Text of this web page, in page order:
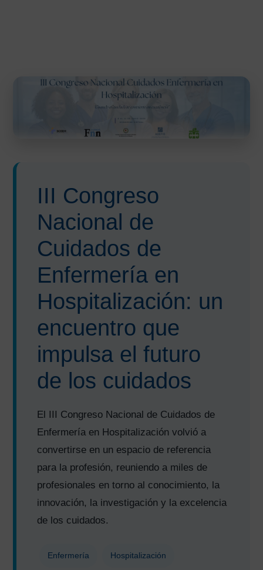
III Congreso
Nacional de
Cuidados de
Enfermería en
Hospitalización: un
encuentro que
impulsa el futuro
de los cuidados
El III Congreso Nacional de Cuidados de
Enfermería en Hospitalización volvió a
convertirse en un espacio de referencia
para la profesión, reuniendo a miles de
profesionales en torno al conocimiento, la
innovación, la investigación y la excelencia
de los cuidados.
Enfermería Hospitalización